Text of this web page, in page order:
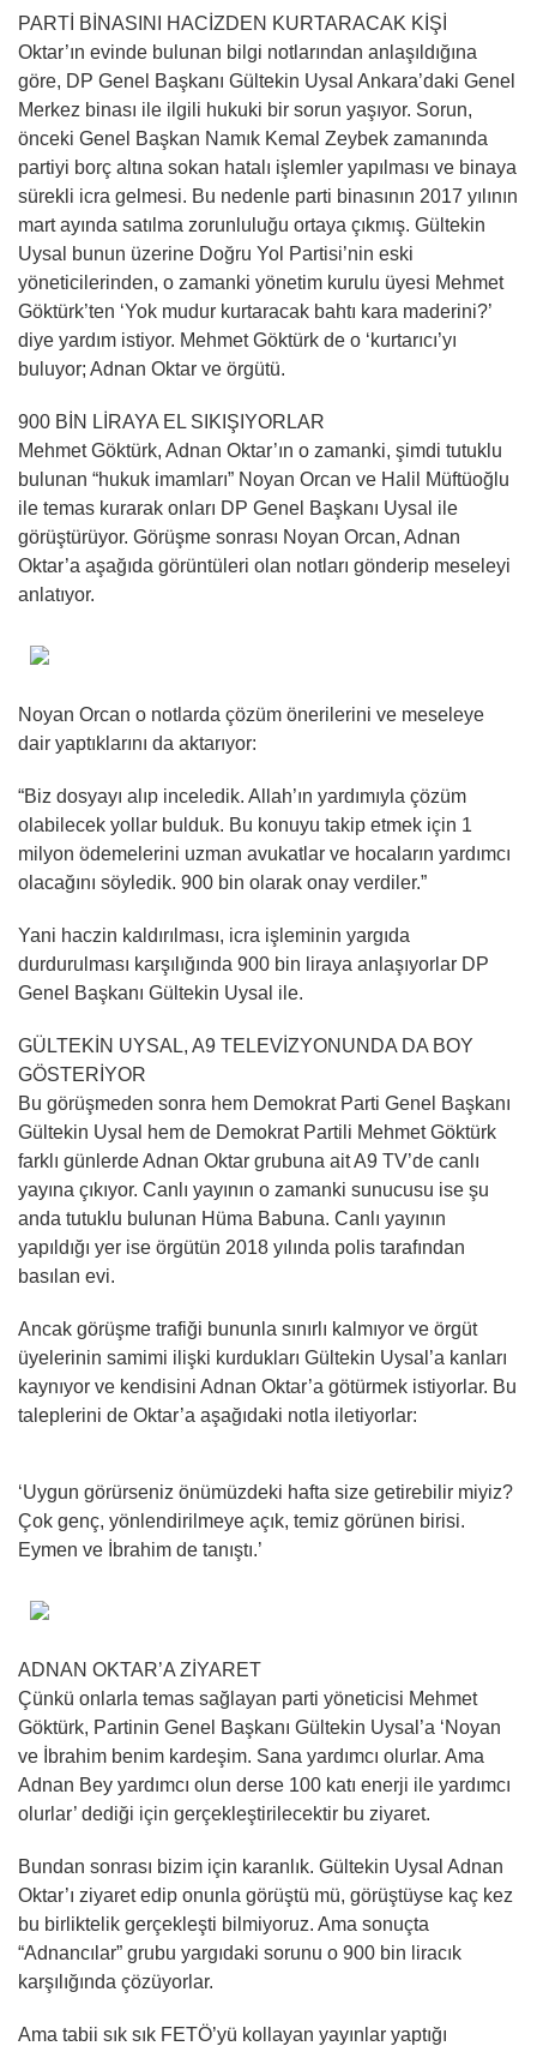
PARTİ BİNASINI HACİZDEN KURTARACAK KİŞİ
Oktar’ın evinde bulunan bilgi notlarından anlaşıldığına
göre, DP Genel Başkanı Gültekin Uysal Ankara’daki Genel
Merkez binası ile ilgili hukuki bir sorun yaşıyor. Sorun,
önceki Genel Başkan Namık Kemal Zeybek zamanında
partiyi borç altına sokan hatalı işlemler yapılması ve binaya
sürekli icra gelmesi. Bu nedenle parti binasının 2017 yılının
mart ayında satılma zorunluluğu ortaya çıkmış. Gültekin
Uysal bunun üzerine Doğru Yol Partisi’nin eski
yöneticilerinden, o zamanki yönetim kurulu üyesi Mehmet
Göktürk’ten ‘Yok mudur kurtaracak bahtı kara maderini?’
diye yardım istiyor. Mehmet Göktürk de o ‘kurtarıcı’yı
buluyor; Adnan Oktar ve örgütü.
900 BİN LİRAYA EL SIKIŞIYORLAR
Mehmet Göktürk, Adnan Oktar’ın o zamanki, şimdi tutuklu
bulunan “hukuk imamları” Noyan Orcan ve Halil Müftüoğlu
ile temas kurarak onları DP Genel Başkanı Uysal ile
görüştürüyor. Görüşme sonrası Noyan Orcan, Adnan
Oktar’a aşağıda görüntüleri olan notları gönderip meseleyi
anlatıyor.
Noyan Orcan o notlarda çözüm önerilerini ve meseleye
dair yaptıklarını da aktarıyor:
“Biz dosyayı alıp inceledik. Allah’ın yardımıyla çözüm
olabilecek yollar bulduk. Bu konuyu takip etmek için 1
milyon ödemelerini uzman avukatlar ve hocaların yardımcı
olacağını söyledik. 900 bin olarak onay verdiler.”
Yani haczin kaldırılması, icra işleminin yargıda
durdurulması karşılığında 900 bin liraya anlaşıyorlar DP
Genel Başkanı Gültekin Uysal ile.
GÜLTEKİN UYSAL, A9 TELEVİZYONUNDA DA BOY
GÖSTERİYOR
Bu görüşmeden sonra hem Demokrat Parti Genel Başkanı
Gültekin Uysal hem de Demokrat Partili Mehmet Göktürk
farklı günlerde Adnan Oktar grubuna ait A9 TV’de canlı
yayına çıkıyor. Canlı yayının o zamanki sunucusu ise şu
anda tutuklu bulunan Hüma Babuna. Canlı yayının
yapıldığı yer ise örgütün 2018 yılında polis tarafından
basılan evi.
Ancak görüşme trafiği bununla sınırlı kalmıyor ve örgüt
üyelerinin samimi ilişki kurdukları Gültekin Uysal’a kanları
kaynıyor ve kendisini Adnan Oktar’a götürmek istiyorlar. Bu
taleplerini de Oktar’a aşağıdaki notla iletiyorlar:
‘Uygun görürseniz önümüzdeki hafta size getirebilir miyiz?
Çok genç, yönlendirilmeye açık, temiz görünen birisi.
Eymen ve İbrahim de tanıştı.’
ADNAN OKTAR’A ZİYARET
Çünkü onlarla temas sağlayan parti yöneticisi Mehmet
Göktürk, Partinin Genel Başkanı Gültekin Uysal’a ‘Noyan
ve İbrahim benim kardeşim. Sana yardımcı olurlar. Ama
Adnan Bey yardımcı olun derse 100 katı enerji ile yardımcı
olurlar’ dediği için gerçekleştirilecektir bu ziyaret.
Bundan sonrası bizim için karanlık. Gültekin Uysal Adnan
Oktar’ı ziyaret edip onunla görüştü mü, görüştüyse kaç kez
bu birliktelik gerçekleşti bilmiyoruz. Ama sonuçta
“Adnancılar” grubu yargıdaki sorunu o 900 bin liracık
karşılığında çözüyorlar.
Ama tabii sık sık FETÖ’yü kollayan yayınlar yaptığı